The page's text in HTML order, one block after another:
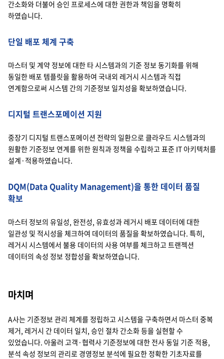
간소화와 더불어 승인 프로세스에 대한 권한과 책임을 명확히
하였습니다.
단일 배포 체계 구축
마스터 및 계약 정보에 대한 타 시스템과의 기준 정보 동기화를 위해
동일한 배포 템플릿을 활용하여 국내외 레거시 시스템과 직접
연계함으로써 시스템 간의 기준정보 일치성을 확보하였습니다.
디지털 트랜스포메이션 지원
중장기 디지털 트랜스포메이션 전략의 일환으로 클라우드 시스템과의
원활한 기준정보 연계를 위한 원칙과 정책을 수립하고 표준 IT 아키텍처를
설계·적용하였습니다.
DQM(Data Quality Management)을 통한 데이터 품질
확보
마스터 정보의 유일성, 완전성, 유효성과 레거시 배포 데이터에 대한
일관성 및 적시성을 체크하여 데이터의 품질을 확보하였습니다. 특히,
레거시 시스템에서 불용 데이터의 사용 여부를 체크하고 트랜젝션
데이터의 속성 정보 정합성을 확보하였습니다.
마치며
A사는 기준정보 관리 체계를 정립하고 시스템을 구축하면서 마스터 중복
제거, 레거시 간 데이터 일치, 승인 절차 간소화 등을 실현할 수
있었습니다. 아울러 고객·협력사 기준정보에 대한 전사 동일 기준 적용,
분석 속성 정보의 관리로 경영정보 분석에 필요한 정확한 기초자료를